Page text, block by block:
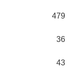
479
36
43